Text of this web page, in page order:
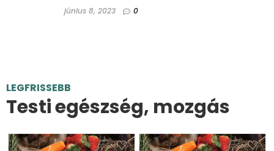
június 8, 2023 0
LEGFRISSEBB
Testi egészség, mozgás